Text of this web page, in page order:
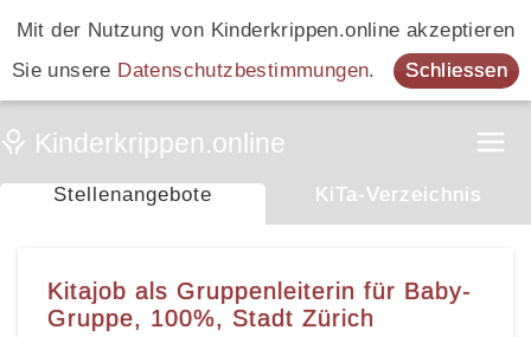
Mit der Nutzung von Kinderkrippen.online akzeptieren
Sie unsere Datenschutzbestimmungen. Schliessen
Stellenangebote KiTa-Verzeichnis
Kitajob als Gruppenleiterin für Baby-
Gruppe, 100%, Stadt Zürich